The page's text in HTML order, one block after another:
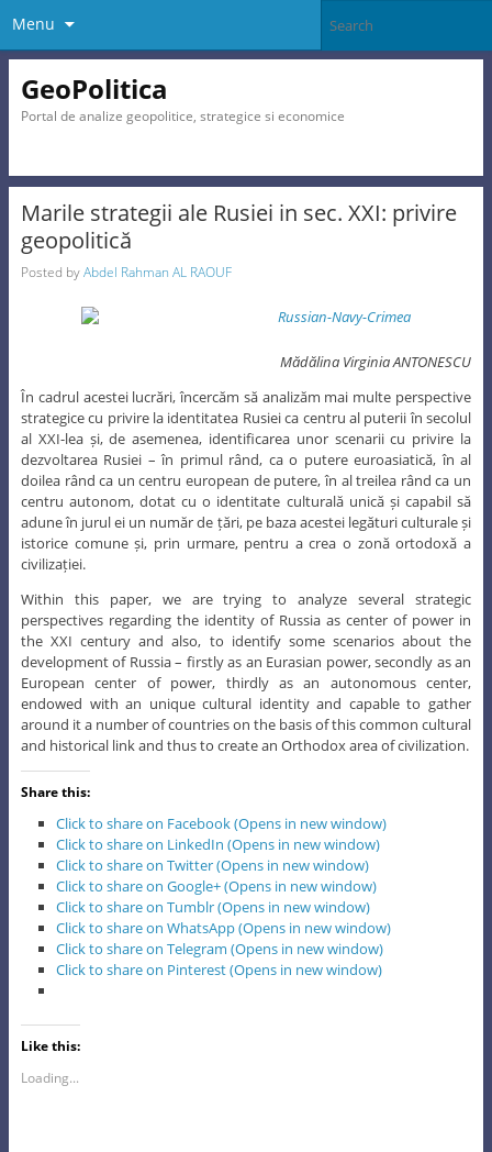
Menu
GeoPolitica
Portal de analize geopolitice, strategice si economice
Marile strategii ale Rusiei in sec. XXI: privire
geopolitică
Posted byAbdel Rahman AL RAOUF
Mădălina Virginia ANTONESCU
În cadrul acestei lucrări, încercăm să analizăm mai multe perspective
strategice cu privire la identitatea Rusiei ca centru al puterii în secolul
al XXI-lea și, de asemenea, identificarea unor scenarii cu privire la
dezvoltarea Rusiei – în primul rând, ca o putere euroasiatică, în al
doilea rând ca un centru european de putere, în al treilea rând ca un
centru autonom, dotat cu o identitate culturală unică și capabil să
adune în jurul ei un număr de țări, pe baza acestei legături culturale și
istorice comune și, prin urmare, pentru a crea o zonă ortodoxă a
civilizației.
Within this paper, we are trying to analyze several strategic
perspectives regarding the identity of Russia as center of power in
the XXI century and also, to identify some scenarios about the
development of Russia – firstly as an Eurasian power, secondly as an
European center of power, thirdly as an autonomous center,
endowed with an unique cultural identity and capable to gather
around it a number of countries on the basis of this common cultural
and historical link and thus to create an Orthodox area of civilization.
Share this:
Click to share on Facebook (Opens in new window)
Click to share on LinkedIn (Opens in new window)
Click to share on Twitter (Opens in new window)
Click to share on Google+ (Opens in new window)
Click to share on Tumblr (Opens in new window)
Click to share on WhatsApp (Opens in new window)
Click to share on Telegram (Opens in new window)
Click to share on Pinterest (Opens in new window)
Like this:
Loading...